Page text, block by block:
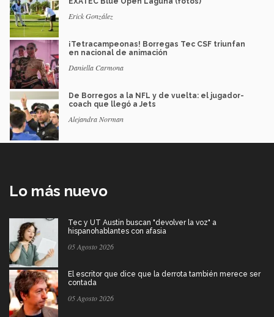
Erick González
¡Tetracampeonas! Borregas Tec CSF triunfan
en nacional de animación
Daniella Carmona
De Borregos a la NFL y de vuelta: el jugador-
coach que llegó a Jets
Alejandra Norman
Lo más nuevo
Tec y UT Austin buscan "devolver la voz" a
hispanohablantes con afasia
05 Agosto 2026
El escritor que dice que la derrota también merece ser
contada
05 Agosto 2026